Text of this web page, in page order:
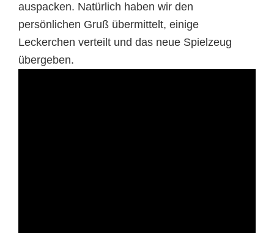
auspacken. Natürlich haben wir den
persönlichen Gruß übermittelt, einige
Leckerchen verteilt und das neue Spielzeug
übergeben.